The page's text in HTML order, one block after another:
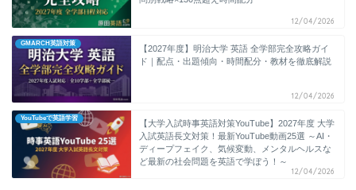
12/04/2026
GMARCH英語対策
【2027年度】明治大学 英語 全学部完全攻略ガイ
ド｜配点・出題傾向・時間配分・教材を徹底解説
12/04/2026
YouTubeで英語学習
【大学入試時事英語対策YouTube】2027年度 大学
入試英語長文対策！最新YouTube動画25選 ～AI・
ディープフェイク、気候変動、メンタルヘルスな
ど最新の社会問題を英語で学ぼう！～
12/04/2026